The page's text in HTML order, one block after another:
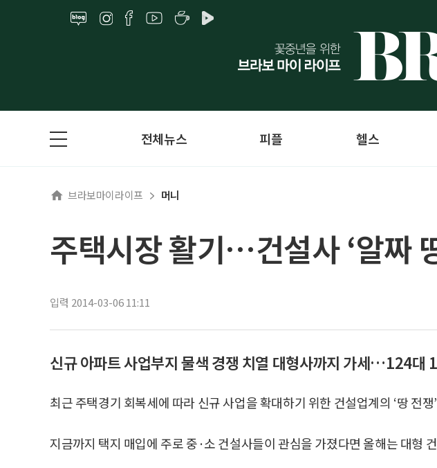
전체뉴스 피플 헬스
브라보마이라이프 머니
주택시장 활기…건설사 ‘알짜
입력 2014-03-06 11:11
신규 아파트 사업부지 물색 경쟁 치열 대형사까지 가세…124대
최근 주택경기 회복세에 따라 신규 사업을 확대하기 위한 건설업계의 ‘땅 전
지금까지 택지 매입에 주로 중·소 건설사들이 관심을 가졌다면 올해는 대형